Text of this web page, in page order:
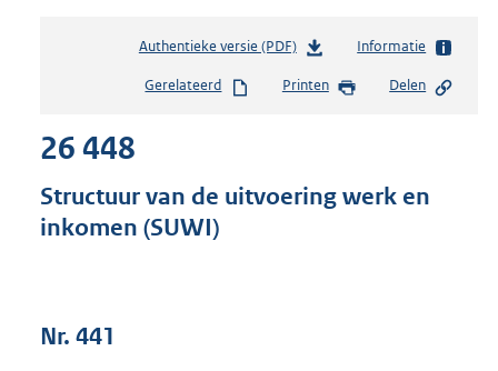
Authentieke versie (PDF)b
s
d
s
Informatie
Gerelateerd Printen Delen
26 448
Structuur van de uitvoering werk en
inkomen (SUWI)
Nr. 441